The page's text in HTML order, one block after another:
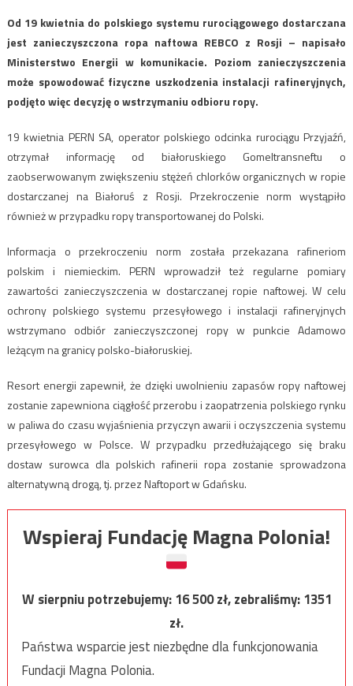
Od 19 kwietnia do polskiego systemu rurociągowego dostarczana
jest zanieczyszczona ropa naftowa REBCO z Rosji – napisało
Ministerstwo Energii w komunikacie. Poziom zanieczyszczenia
może spowodować fizyczne uszkodzenia instalacji rafineryjnych,
podjęto więc decyzję o wstrzymaniu odbioru ropy.
19 kwietnia PERN SA, operator polskiego odcinka rurociągu Przyjaźń,
otrzymał informację od białoruskiego Gomeltransneftu o
zaobserwowanym zwiększeniu stężeń chlorków organicznych w ropie
dostarczanej na Białoruś z Rosji. Przekroczenie norm wystąpiło
również w przypadku ropy transportowanej do Polski.
Informacja o przekroczeniu norm została przekazana rafineriom
polskim i niemieckim. PERN wprowadził też regularne pomiary
zawartości zanieczyszczenia w dostarczanej ropie naftowej. W celu
ochrony polskiego systemu przesyłowego i instalacji rafineryjnych
wstrzymano odbiór zanieczyszczonej ropy w punkcie Adamowo
leżącym na granicy polsko-białoruskiej.
Resort energii zapewnił, że dzięki uwolnieniu zapasów ropy naftowej
zostanie zapewniona ciągłość przerobu i zaopatrzenia polskiego rynku
w paliwa do czasu wyjaśnienia przyczyn awarii i oczyszczenia systemu
przesyłowego w Polsce. W przypadku przedłużającego się braku
dostaw surowca dla polskich rafinerii ropa zostanie sprowadzona
alternatywną drogą, tj. przez Naftoport w Gdańsku.
Wspieraj Fundację Magna Polonia!
W sierpniu potrzebujemy:16 500zł, zebraliśmy:1351
zł.
Państwa wsparcie jest niezbędne dla funkcjonowania
Fundacji Magna Polonia.